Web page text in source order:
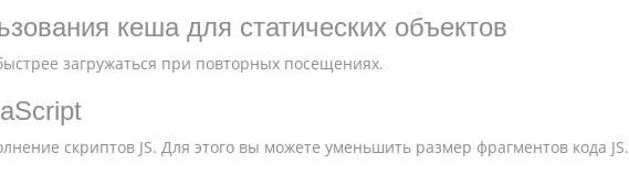
кеша для статических объектов
загружаться при повторных посещениях.
скриптов JS. Для этого вы можете уменьшить размер фрагментов кода JS.